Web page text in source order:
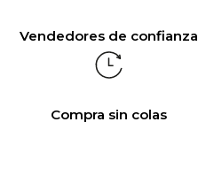
Vendedores de confianza
Compra sin colas